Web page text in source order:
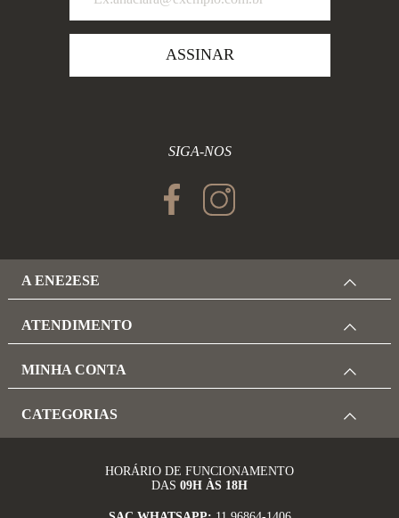
ASSINAR
SIGA-NOS
A ENE2ESE
ATENDIMENTO
MINHA CONTA
CATEGORIAS
HORÁRIO DE FUNCIONAMENTO
DAS 09H ÀS 18H